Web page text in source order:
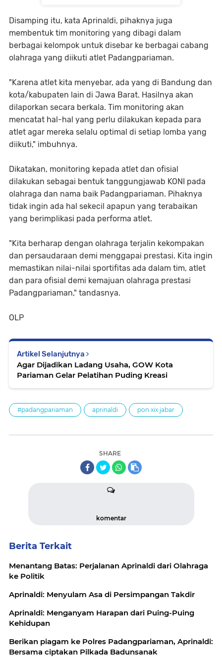
Disamping itu, kata Aprinaldi, pihaknya juga
membentuk tim monitoring yang dibagi dalam
berbagai kelompok untuk disebar ke berbagai cabang
olahraga yang diikuti atlet Padangpariaman.
"Karena atlet kita menyebar, ada yang di Bandung dan
kota/kabupaten lain di Jawa Barat. Hasilnya akan
dilaporkan secara berkala. Tim monitoring akan
mencatat hal-hal yang perlu dilakukan kepada para
atlet agar mereka selalu optimal di setiap lomba yang
diikuti," imbuhnya.
Dikatakan, monitoring kepada atlet dan ofisial
dilakukan sebagai bentuk tanggungjawab KONI pada
olahraga dan nama baik Padangpariaman. Pihaknya
tidak ingin ada hal sekecil apapun yang terabaikan
yang berimplikasi pada performa atlet.
"Kita berharap dengan olahraga terjalin kekompakan
dan persaudaraan demi menggapai prestasi. Kita ingin
memastikan nilai-nilai sportifitas ada dalam tim, atlet
dan para ofisial demi kemajuan olahraga prestasi
Padangpariaman," tandasnya.
OLP
Artikel Selanjutnya
Agar Dijadikan Ladang Usaha, GOW Kota
Pariaman Gelar Pelatihan Puding Kreasi
#padangpariaman aprinaldi pon xix jabar
SHARE
komentar
Berita Terkait
Menantang Batas: Perjalanan Aprinaldi dari Olahraga
ke Politik
Aprinaldi: Menyulam Asa di Persimpangan Takdir
Aprinaldi: Menganyam Harapan dari Puing-Puing
Kehidupan
Berikan piagam ke Polres Padangpariaman, Aprinaldi:
Bersama ciptakan Pilkada Badunsanak